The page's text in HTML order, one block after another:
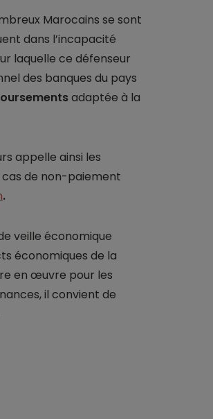
Marocains se sont
dans l’incapacité
laquelle ce défenseur
des banques du pays
adaptée à la
appelle ainsi les
cas de non-paiement
.
veille économique
économiques de la
en œuvre pour les
il convient de